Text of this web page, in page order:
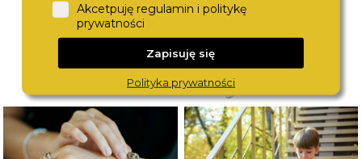
Akcetpuję regulamin i politykę
prywatności
Zapisuję się
Polityka prywatności